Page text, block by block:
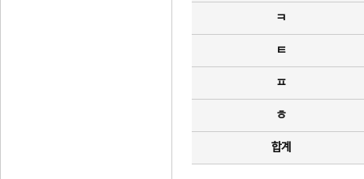
ㅋ
ㅌ
ㅍ
ㅎ
합계